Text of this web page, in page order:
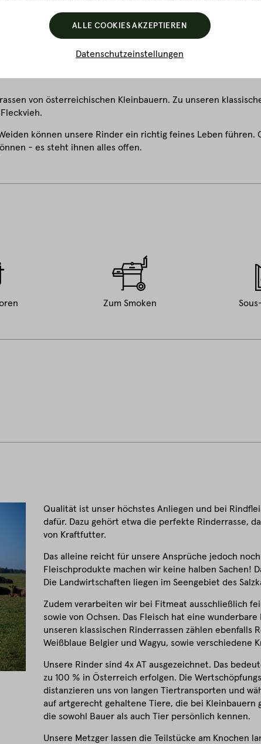
klasse. Denn Rindfleisch sollte prinzipiell quer zur
Glücksfall, da die Muskelfasern von Flat und Point
von österreichischen Kleinbauern. Zu unseren
können unsere Rinder ein richtig feines Leben führen.
- es steht ihnen alles offen.
Zum Smoken
Qualität ist unser höchstes Anliegen und bei
dafür. Dazu gehört etwa die perfekte Rinderrasse,
von Kraftfutter.
Das alleine reicht für unsere Ansprüche jedoch
Fleischprodukte machen wir keine halben Sachen!
Die Landwirtschaften liegen im Seengebiet des
Zudem verarbeiten wir bei Fitmeat ausschließlich
sowie von Ochsen. Das Fleisch hat eine
unseren klassischen Rinderrassen zählen ebenfalls
Weißblaue Belgier und Wagyu, sowie verschiedene
Unsere Rinder sind 4x AT ausgezeichnet. Das
zu 100 % in Österreich erfolgen. Die
distanzieren uns von langen Tiertransporten und
auf artgerecht gehaltene Tiere, die bei Kleinbauern
die sowohl Bauer als auch Tier persönlich kennen.
Unsere Metzger lassen die Teilstücke am Knochen
Datenschutzeinstellungen
ALLE COOKIES AKZEPTIEREN